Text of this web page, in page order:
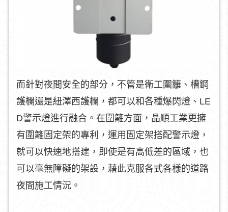
而針對夜間安全的部分，不管是衛工圍籬、槽鋼
護欄還是紐澤西護欄，都可以和各種爆閃燈、LE
D警示燈進行融合。在圍籬方面，晶順工業更擁
有圍籬固定架的專利，運用固定架搭配警示燈，
就可以快速地搭建，即使是有高低差的區域，也
可以毫無障礙的架設，藉此克服各式各樣的道路
夜間施工情況。